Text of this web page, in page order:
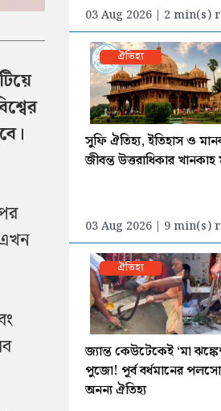
03 Aug 2026 | 2 min(s)
ঐতিহ্য
সুফি ঐতিহ্য, ইতিহাস ও
জীবন্ত উত্তরাধিকার
03 Aug 2026 | 9 min(s)
ঐতিহ্য
জ্যান্ত কেউটেকেই ‘মা
পুজো! পূর্ব বর্ধমানের
অনন্য ঐতিহ্য